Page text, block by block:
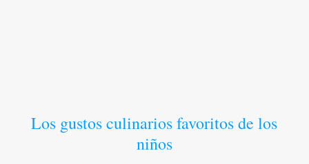
Los gustos culinarios favoritos de los
niños